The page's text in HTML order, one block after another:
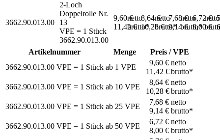
3662.90.013.00
2-Loch
Doppelrolle Nr.
13
VPE = 1 Stück
3662.90.013.00
9,60 €netto
11,42 €
brutto*
8,64 €netto
10,28 €brutto*
7,68 €
netto
9,14 €brutto*
6,72 €
netto
8,00 €
Artikelnummer Menge
Preis / VPE
3662.90.013.00 VPE = 1 Stück ab 1 VPE
9,60 €netto
11,42 €brutto*
3662.90.013.00 VPE = 1 Stück ab 10 VPE
8,64 €netto
10,28 €brutto*
3662.90.013.00 VPE = 1 Stück ab 25 VPE
7,68 €netto
9,14 €brutto*
3662.90.013.00 VPE = 1 Stück ab 50 VPE
6,72 €netto
8,00 €brutto*